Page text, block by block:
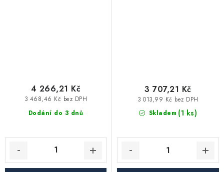
Dodání do 3 dnů
3 468,46 Kč bez DPH
4 266,21 Kč
Skladem (1 ks)
3 013,99 Kč bez DPH
3 707,21 Kč